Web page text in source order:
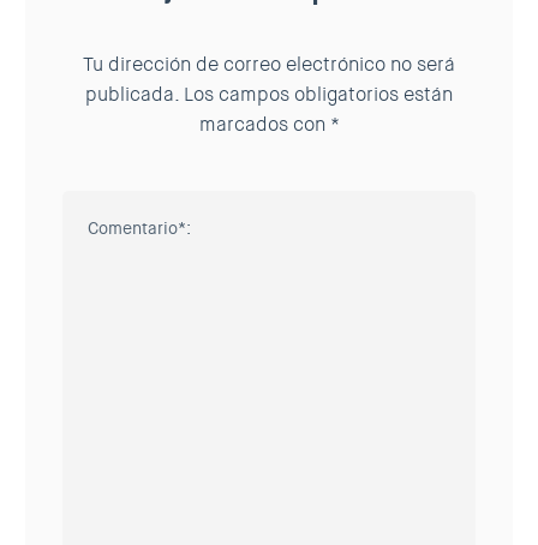
Tu dirección de correo electrónico no será
publicada. Los campos obligatorios están
marcados con *